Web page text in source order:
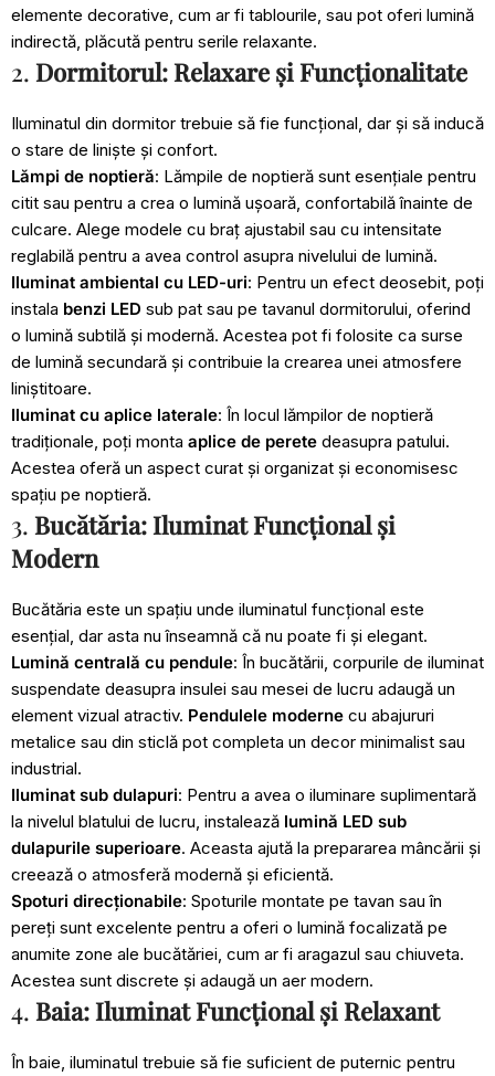
elemente decorative, cum ar fi tablourile, sau pot oferi lumină
indirectă, plăcută pentru serile relaxante.
2. Dormitorul: Relaxare și Funcționalitate
Iluminatul din dormitor trebuie să fie funcțional, dar și să inducă
o stare de liniște și confort.
Lămpi de noptieră: Lămpile de noptieră sunt esențiale pentru
citit sau pentru a crea o lumină ușoară, confortabilă înainte de
culcare. Alege modele cu braț ajustabil sau cu intensitate
reglabilă pentru a avea control asupra nivelului de lumină.
Iluminat ambiental cu LED-uri: Pentru un efect deosebit, poți
instala benzi LED sub pat sau pe tavanul dormitorului, oferind
o lumină subtilă și modernă. Acestea pot fi folosite ca surse
de lumină secundară și contribuie la crearea unei atmosfere
liniștitoare.
Iluminat cu aplice laterale: În locul lămpilor de noptieră
tradiționale, poți monta aplice de perete deasupra patului.
Acestea oferă un aspect curat și organizat și economisesc
spațiu pe noptieră.
3. Bucătăria: Iluminat Funcțional și
Modern
Bucătăria este un spațiu unde iluminatul funcțional este
esențial, dar asta nu înseamnă că nu poate fi și elegant.
Lumină centrală cu pendule: În bucătării, corpurile de iluminat
suspendate deasupra insulei sau mesei de lucru adaugă un
element vizual atractiv. Pendulele moderne cu abajururi
metalice sau din sticlă pot completa un decor minimalist sau
industrial.
Iluminat sub dulapuri: Pentru a avea o iluminare suplimentară
la nivelul blatului de lucru, instalează lumină LED sub
dulapurile superioare. Aceasta ajută la prepararea mâncării și
creează o atmosferă modernă și eficientă.
Spoturi direcționabile: Spoturile montate pe tavan sau în
pereți sunt excelente pentru a oferi o lumină focalizată pe
anumite zone ale bucătăriei, cum ar fi aragazul sau chiuveta.
Acestea sunt discrete și adaugă un aer modern.
4. Baia: Iluminat Funcțional și Relaxant
În baie, iluminatul trebuie să fie suficient de puternic pentru